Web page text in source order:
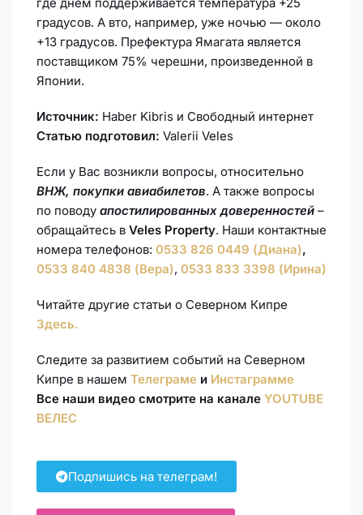
градусов. А вто, например, уже ночью — около
+13 градусов. Префектура Ямагата является
поставщиком 75% черешни, произведенной в
Японии.
Источник: Haber Kibris и Свободный интернет
Статью подготовил: Valerii Veles
Если у Вас возникли вопросы, относительно
ВНЖ, покупки авиабилетов. А также вопросы
по поводу апостилированных доверенностей –
обращайтесь в Veles Property. Наши контактные
номера телефонов: 0533 826 0449 (Диана),
0533 840 4838 (Вера), 0533 833 3398 (Ирина)
Читайте другие статьи о Северном Кипре
Здесь.
Следите за развитием событий на Северном
Кипре в нашем Телеграме и Инстаграмме
Все наши видео смотрите на канале YOUTUBE
ВЕЛЕС
Подпишись на телеграм!